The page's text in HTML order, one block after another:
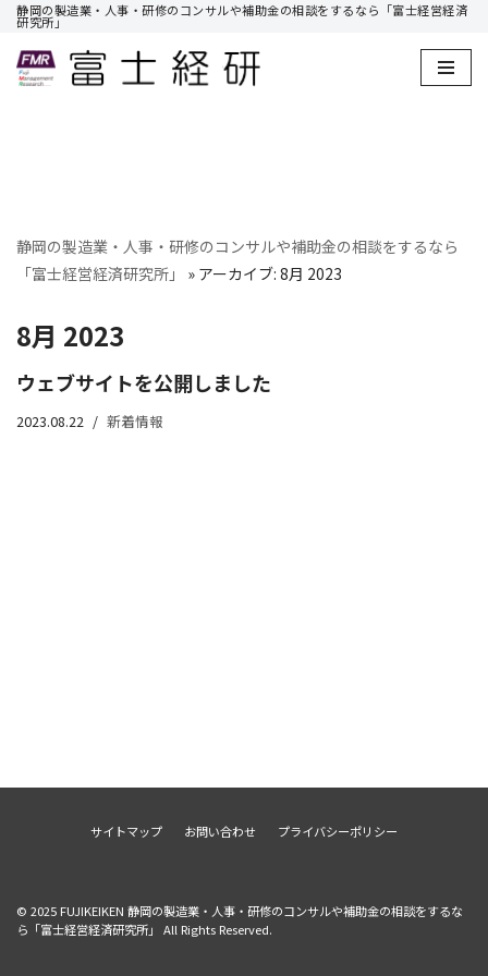
コ
ン
キ
ッ
静岡の製造業・人事・研修のコンサルや補助金の相談をするなら「富士経営経済
研究所」
静岡の製造業・人事・研修のコンサルや補助金の相談をするなら
「富士経営経済研究所」
» アーカイブ: 8月 2023
8月 2023
ウェブサイトを公開しました
2023.08.22 新着情報
サイトマップ お問い合わせ プライバシーポリシー
© 2025 FUJIKEIKEN 静岡の製造業・人事・研修のコンサルや補助金の相談をするな
ら「富士経営経済研究所」 All Rights Reserved.